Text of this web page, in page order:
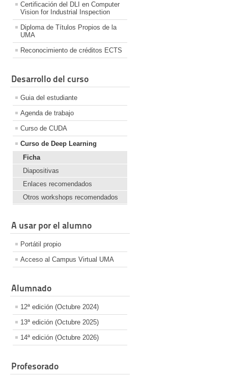
Certificación del DLI en Computer
Vision for Industrial Inspection
Diploma de Títulos Propios de la
UMA
Reconocimiento de créditos ECTS
Desarrollo del curso
Guia del estudiante
Agenda de trabajo
Curso de CUDA
Curso de Deep Learning
Ficha
Diapositivas
Enlaces recomendados
Otros workshops recomendados
A usar por el alumno
Portátil propio
Acceso al Campus Virtual UMA
Alumnado
12ª edición (Octubre 2024)
13ª edición (Octubre 2025)
14ª edición (Octubre 2026)
Profesorado